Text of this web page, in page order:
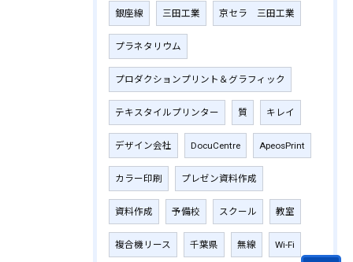
銀座線 三田工業 京セラ 三田工業
プラネタリウム
プロダクションプリント＆グラフィック
テキスタイルプリンター 質 キレイ
デザイン会社 DocuCentre ApeosPrint
カラー印刷 プレゼン資料作成
資料作成 予備校 スクール 教室
複合機リース 千葉県 無線 Wi-Fi